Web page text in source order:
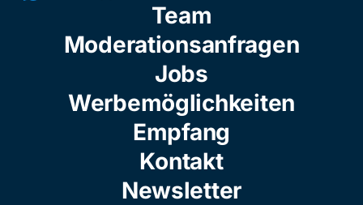
Team
Moderationsanfragen
Jobs
Werbemöglichkeiten
Empfang
Kontakt
Newsletter